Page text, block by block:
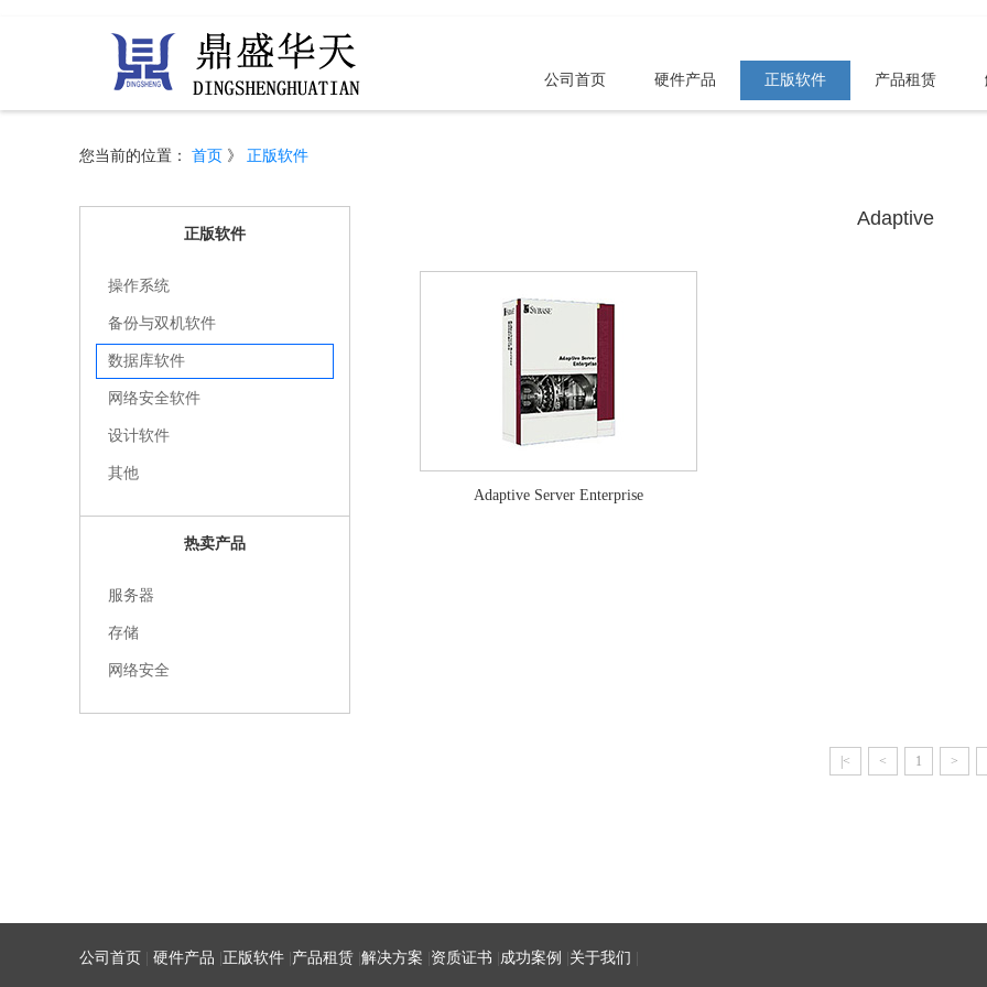
公司首页 硬件产品 正版软件 产品租赁
您当前的位置： 首页 》 正版软件
正版软件
操作系统
备份与双机软件
数据库软件
网络安全软件
设计软件
其他
热卖产品
服务器
存储
网络安全
Adaptive
Adaptive Server Enterprise
|< < 1 >
公司首页 硬件产品 正版软件 产品租赁 解决方案 资质证书 成功案例 关于我们